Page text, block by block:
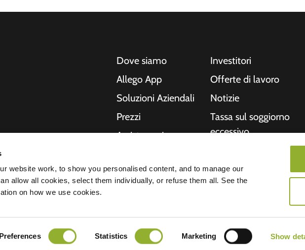
website work, to show you personalised content, and to manage our
allow all cookies, select them individually, or refuse them all. See the
on how we use cookies.
Preferences Statistics Marketing Show
autobus e
nostre soluzioni
e le città
bisogno, mentre
Dove siamo
Allego App
Soluzioni Aziendali
Prezzi
Assistenza in
NMBS
Fornitori
Investitori
Offerte di lavoro
Notizie
Tassa sul soggiorno
eccessivo
Informazioni su di
noi
Tutti i diritti riservati © 2026 - Allego B.V.
sulla privacy